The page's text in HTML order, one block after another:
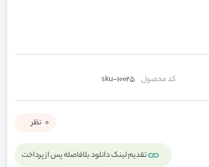
کد محصول sku-10025
0 نظر
تقدیم لینک دانلود بلافاصله پس از پرداخت